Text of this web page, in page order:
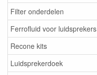
Filter onderdelen
Ferrofluid voor luidsprekers
Recone kits
Luidsprekerdoek